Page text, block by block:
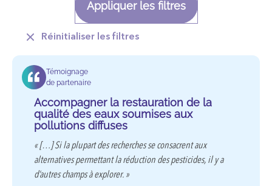
Appliquer les filtres
Réinitialiser les filtres
Témoignage
de partenaire
Accompagner la restauration de la
qualité des eaux soumises aux
pollutions diffuses
« […] Si la plupart des recherches se consacrent aux
alternatives permettant la réduction des pesticides, il y a
d’autres champs à explorer. »